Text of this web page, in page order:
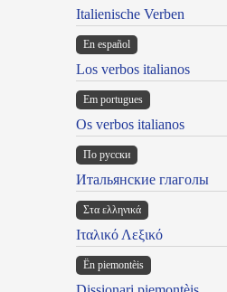
Italienische Verben
En español
Los verbos italianos
Em portugues
Os verbos italianos
По русски
Итальянские глаголы
Στα ελληνικά
Ιταλικό Λεξικό
Ën piemontèis